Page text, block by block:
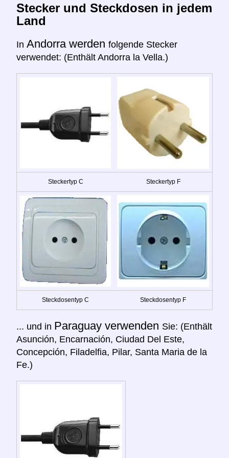
Stecker und Steckdosen in jedem
Land
In Andorra werden folgende Stecker
verwendet: (Enthält Andorra la Vella.)
Steckertyp C Steckertyp F
Steckdosentyp C Steckdosentyp F
... und in Paraguay verwenden Sie: (Enthält
Asunción, Encarnación, Ciudad Del Este,
Concepción, Filadelfia, Pilar, Santa Maria de la
Fe.)